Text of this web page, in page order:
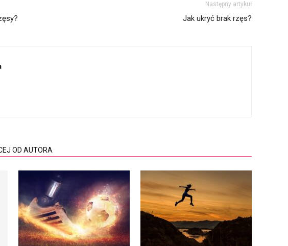
Następny artykuł
Jak ukryć brak rzęs?
OD AUTORA